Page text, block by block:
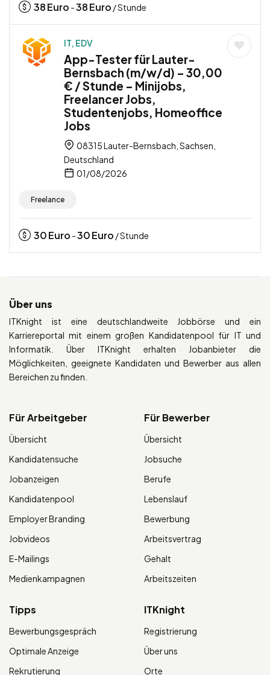
38Euro -38Euro / Stunde
IT, EDV
App-Tester für Lauter-
Bernsbach (m/w/d) – 30,00
€ / Stunde – Minijobs,
Freelancer Jobs,
Studentenjobs, Homeoffice
Jobs
08315 Lauter-Bernsbach, Sachsen,
Deutschland
01/08/2026
Freelance
30Euro -30Euro / Stunde
Über uns
ITKnight ist eine deutschlandweite Jobbörse und ein
Karriereportal mit einem großen Kandidatenpool für IT und
Informatik. Über ITKnight erhalten Jobanbieter die
Möglichkeiten, geeignete Kandidaten und Bewerber aus allen
Bereichen zu finden.
Für Arbeitgeber
Übersicht
Kandidatensuche
Jobanzeigen
Kandidatenpool
Employer Branding
Jobvideos
E-Mailings
Medienkampagnen
Für Bewerber
Übersicht
Jobsuche
Berufe
Lebenslauf
Bewerbung
Arbeitsvertrag
Gehalt
Arbeitszeiten
Tipps
Bewerbungsgespräch
Optimale Anzeige
Rekrutierung
ITKnight
Registrierung
Über uns
Orte